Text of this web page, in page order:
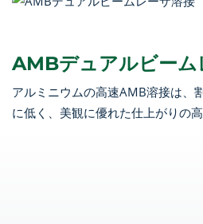
AMBデュアルビーム
アルミニウムの高速AMB溶接は、
に低く、美観に優れた仕上がりの